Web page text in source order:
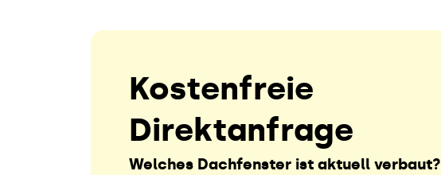
Kostenfreie
Direktanfrage
Welches Dachfenster ist aktuell verbaut?